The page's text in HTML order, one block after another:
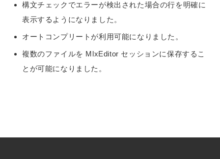
構文チェックでエラーが検出された場合の行を明確に
表示するようになりました。
オートコンプリートが利用可能になりました。
複数のファイルを MlxEditor セッションに保存するこ
とが可能になりました。